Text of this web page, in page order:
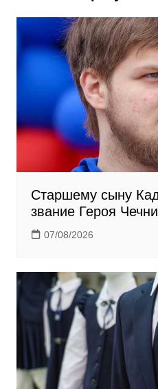
i
k
i
Старшему сыну
звание Героя Чечни
07/08/2026